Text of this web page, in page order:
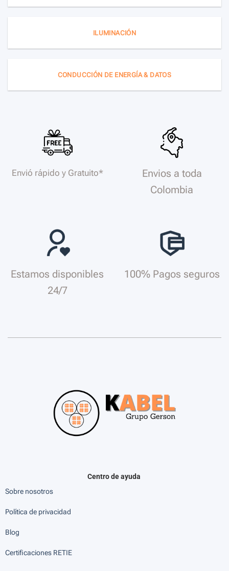
ILUMINACIÓN
CONDUCCIÓN DE ENERGÍA & DATOS
Envió rápido y Gratuito*
Envios a toda
Colombia
Estamos disponibles
24/7
100% Pagos seguros
Centro de ayuda
Sobre nosotros
Política de privacidad
Blog
Certificaciones RETIE